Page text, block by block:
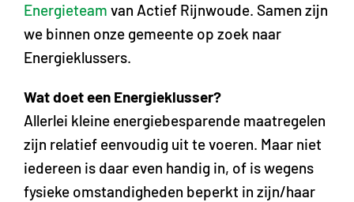
Energieteam van Actief Rijnwoude. Samen zijn
we binnen onze gemeente op zoek naar
Energieklussers.
Wat doet een Energieklusser?
Allerlei kleine energiebesparende maatregelen
zijn relatief eenvoudig uit te voeren. Maar niet
iedereen is daar even handig in, of is wegens
fysieke omstandigheden beperkt in zijn/haar